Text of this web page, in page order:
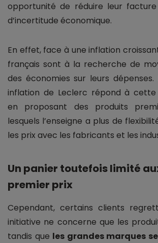
opportunité de réduire leur
d’incertitude économique.
En effet, face à une inflation
français sont à la recherche de
des économies sur leurs
inflation de Leclerc répond à
en proposant des produits
lesquels l’enseigne a plus de
les prix avec les fabricants et les
Un panier toutefois limité
premier prix
Cependant, certains clients
initiative ne concerne que les
tandis que les grandes marques